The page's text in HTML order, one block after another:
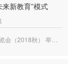
新教育”模式